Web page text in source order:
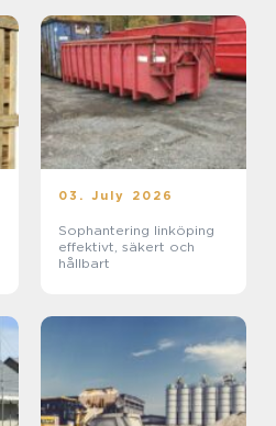
03. July 2026
Sophantering linköping
effektivt, säkert och
hållbart